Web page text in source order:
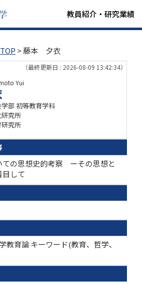
教員紹介・研究業績
> 藤本 夕衣
（最終更新日 : 2026-08-09 13:42:34）
Yui
部 初等教育学科
究所
究所
ての思想史的考察 ーその思想と
して
教育論 キーワード(教育、哲学、